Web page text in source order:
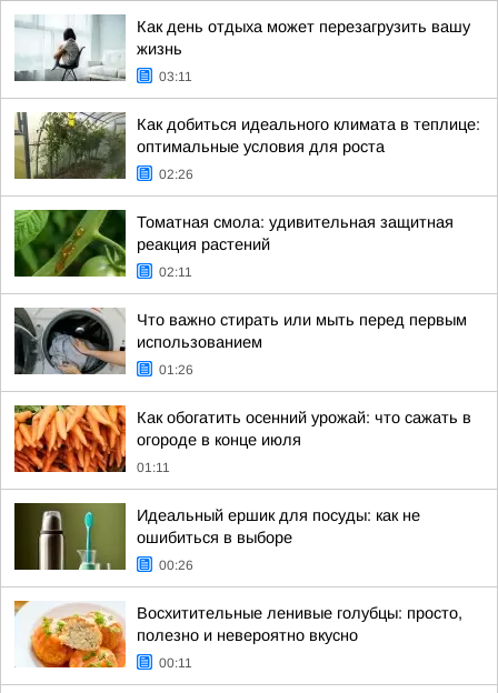
Как день отдыха может перезагрузить вашу
жизнь
03:11
Как добиться идеального климата в теплице:
оптимальные условия для роста
02:26
Томатная смола: удивительная защитная
реакция растений
02:11
Что важно стирать или мыть перед первым
использованием
01:26
Как обогатить осенний урожай: что сажать в
огороде в конце июля
01:11
Идеальный ершик для посуды: как не
ошибиться в выборе
00:26
Восхитительные ленивые голубцы: просто,
полезно и невероятно вкусно
00:11